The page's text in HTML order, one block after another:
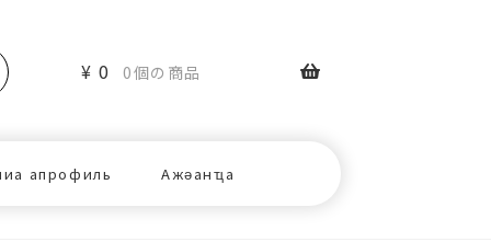
апрофиль Ажәанҵа
¥ 0 0個の商品